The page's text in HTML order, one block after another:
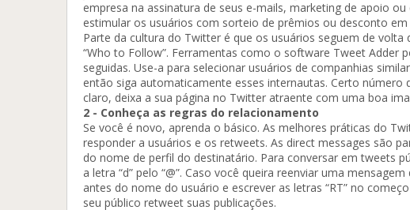
empresa na assinatura de seus e-mails, marketing de apoio
estimular os usuários com sorteio de prêmios ou desconto em
Parte da cultura do Twitter é que os usuários seguem de
“Who to Follow”. Ferramentas como o software Tweet Adder
seguidas. Use-a para selecionar usuários de companhias
então siga automaticamente esses internautas. Certo
claro, deixa a sua página no Twitter atraente com uma boa
2 - Conheça as regras do relacionamento
Se você é novo, aprenda o básico. As melhores práticas do
responder a usuários e os retweets. As direct messages são
do nome de perfil do destinatário. Para conversar em tweets
a letra “d” pelo “@”. Caso você queira reenviar uma
antes do nome do usuário e escrever as letras “RT” no
seu público retweet suas publicações.